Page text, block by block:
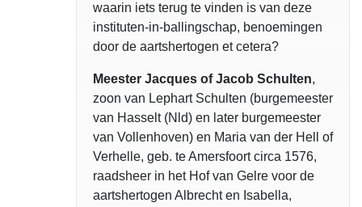
waarin iets terug te vinden is van deze
instituten-in-ballingschap, benoemingen
door de aartshertogen et cetera?
Meester Jacques of Jacob Schulten,
zoon van Lephart Schulten (burgemeester
van Hasselt (Nld) en later burgemeester
van Vollenhoven) en Maria van der Hell of
Verhelle, geb. te Amersfoort circa 1576,
raadsheer in het Hof van Gelre voor de
aartshertogen Albrecht en Isabella,